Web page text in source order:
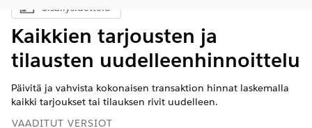
Näytä sisällysluettelo
Sisällysluettelo
Kaikkien tarjousten ja
tilausten uudelleenhinnoittelu
Päivitä ja vahvista kokonaisen transaktion hinnat laskemalla
kaikki tarjoukset tai tilauksen rivit uudelleen.
VAADITUT VERSIOT